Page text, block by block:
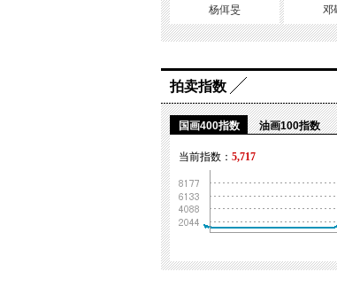
杨佴旻 邓
拍卖指数
国画400指数 油画100指数
当前指数： 5,717